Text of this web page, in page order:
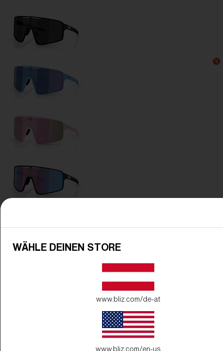
WÄHLE DEINEN STORE
www.bliz.com/de-at
www.bliz.com/en-us